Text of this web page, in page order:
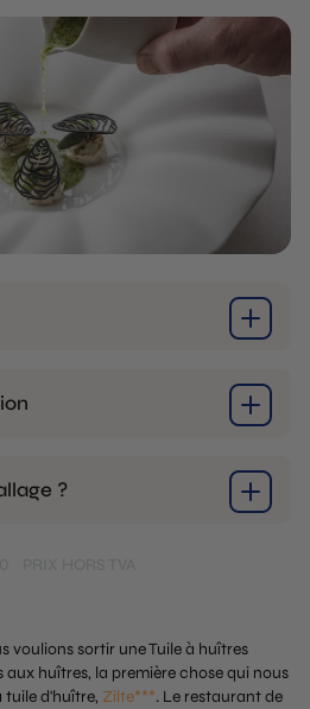
?
voulions sortir une Tuile à huîtres
aux huîtres, la première chose qui nous
tuile d'huître, Zilte***. Le restaurant de